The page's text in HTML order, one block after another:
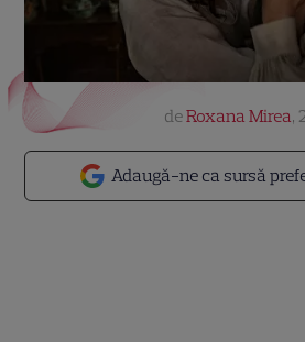
Adaugă-ne ca sursă
deRoxana Mirea,